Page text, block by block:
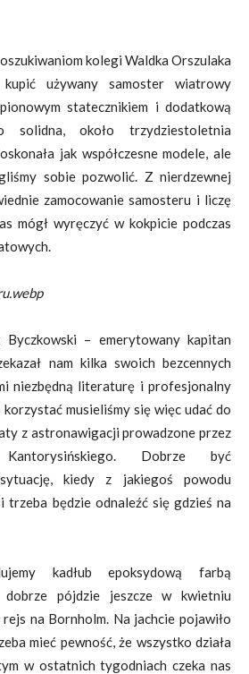
kolegi Waldka Orszulaka
używany samoster wiatrowy
statecznikiem i dodatkową
solidna, około trzydziestoletnia
jak współczesne modele, ale
sobie pozwolić. Z nierdzewnej
zamocowanie samosteru i liczę
mógł wyręczyć w kokpicie podczas
– emerytowany kapitan
nam kilka swoich bezcennych
niezbędną literaturę i profesjonalny
musieliśmy się więc udać do
z astronawigacji prowadzone przez
Dobrze być
kiedy z jakiegoś powodu
trzeba będzie odnaleźć się gdzieś na
kadłub epoksydową farbą
pójdzie jeszcze w kwietniu
na Bornholm. Na jachcie pojawiło
mieć pewność, że wszystko działa
w ostatnich tygodniach czeka nas